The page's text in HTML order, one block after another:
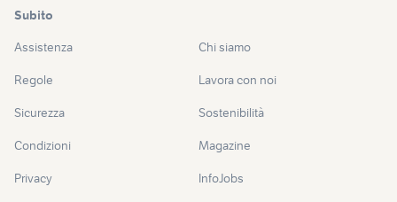
Subito
Assistenza
Regole
Sicurezza
Condizioni
Privacy
Chi siamo
Lavora con noi
Sostenibilità
Magazine
InfoJobs